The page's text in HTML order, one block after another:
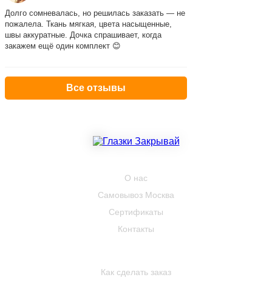
Долго сомневалась, но решилась заказать — не
пожалела. Ткань мягкая, цвета насыщенные,
швы аккуратные. Дочка спрашивает, когда
закажем ещё один комплект 😊
Все отзывы
О нас
Самовывоз Москва
Сертификаты
Контакты
Как сделать заказ